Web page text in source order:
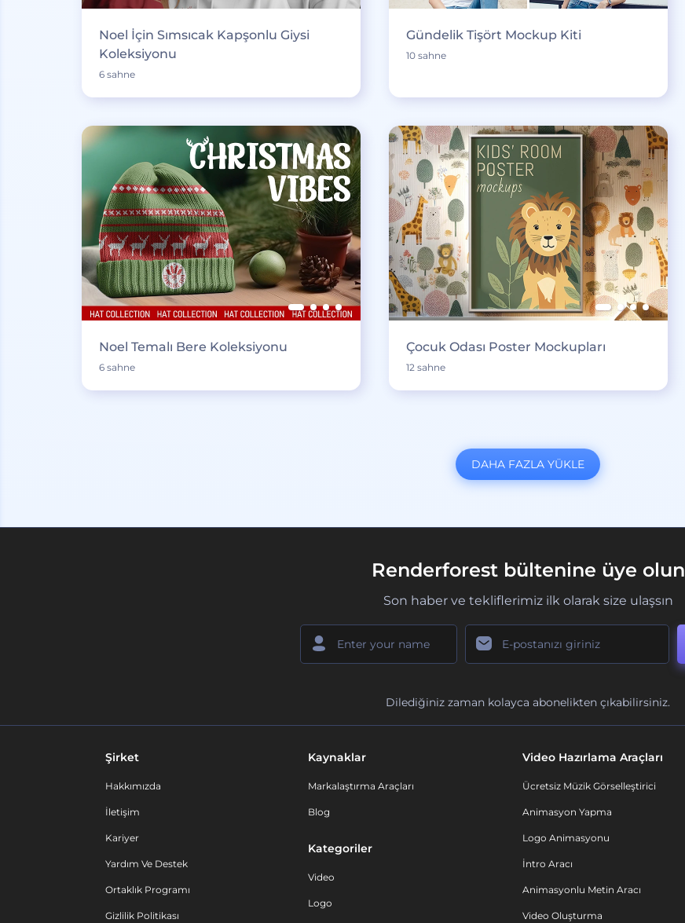
Noel İçin Sımsıcak Kapşonlu Giysi
Koleksiyonu
6 sahne
Gündelik Tişört Mockup Kiti
10 sahne
Noel Temalı Bere Koleksiyonu
6 sahne
Çocuk Odası Poster Mockupları
12 sahne
DAHA FAZLA YÜKLE
Renderforest bültenine üye olun
Son haber ve tekliflerimiz ilk olarak size ulaşsın
Dilediğiniz zaman kolayca abonelikten çıkabilirsiniz.
Şirket
Hakkımızda
İletişim
Kariyer
Yardım Ve Destek
Ortaklık Programı
Gizlilik Politikası
Kaynaklar
Markalaştırma Araçları
Blog
Kategoriler
Video
Logo
Video Hazırlama Araçları
Ücretsiz Müzik Görselleştirici
Animasyon Yapma
Logo Animasyonu
İntro Aracı
Animasyonlu Metin Aracı
Video Oluşturma